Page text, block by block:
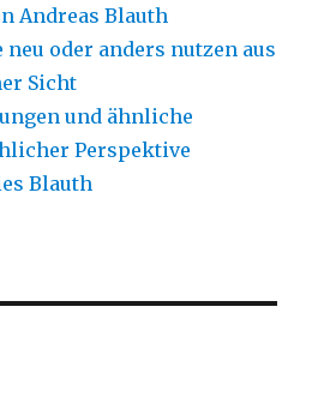
Andreas Blauth
neu oder anders nutzen aus
Sicht
und ähnliche
Perspektive
Blauth